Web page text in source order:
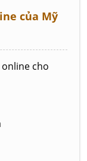
của Mỹ
cho